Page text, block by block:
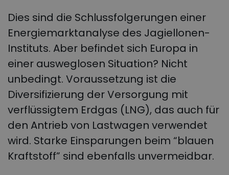
Dies sind die Schlussfolgerungen einer
Energiemarktanalyse des Jagiellonen-
Instituts. Aber befindet sich Europa in
einer ausweglosen Situation? Nicht
unbedingt. Voraussetzung ist die
Diversifizierung der Versorgung mit
verflüssigtem Erdgas (LNG), das auch für
den Antrieb von Lastwagen verwendet
wird. Starke Einsparungen beim “blauen
Kraftstoff” sind ebenfalls unvermeidbar.